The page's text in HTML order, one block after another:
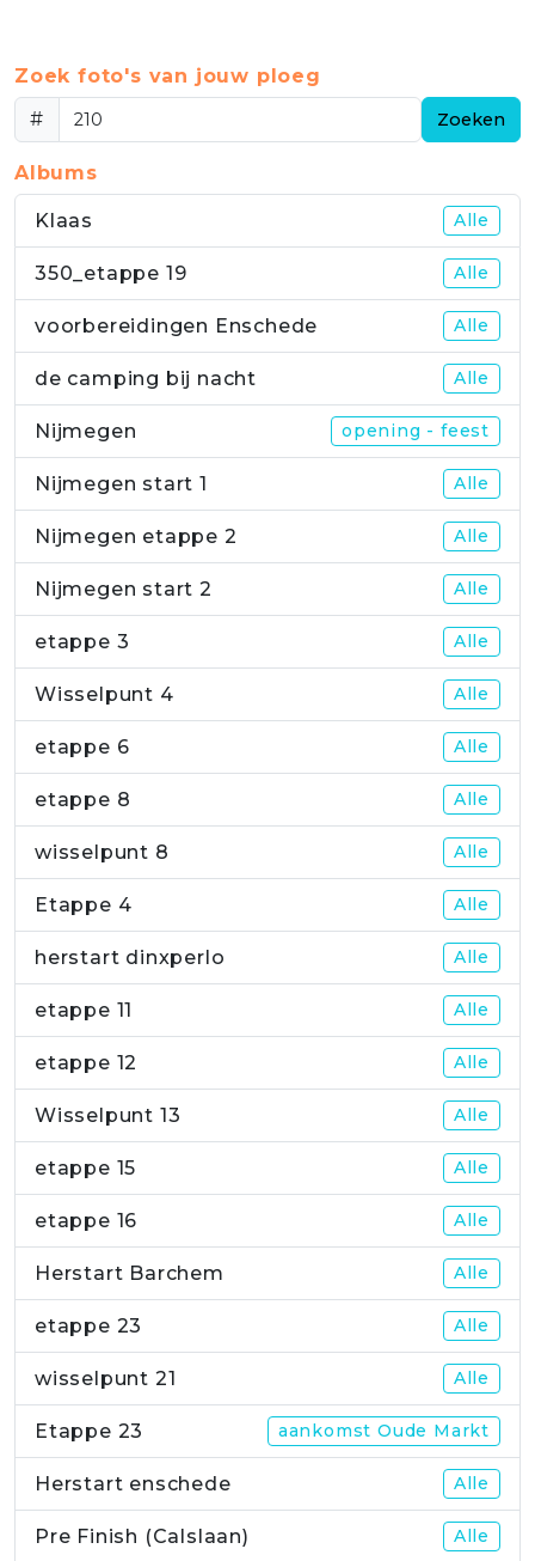
Zoek foto's van jouw ploeg
#
Zoeken
Albums
Klaas Alle
350_etappe 19 Alle
voorbereidingen Enschede Alle
de camping bij nacht Alle
Nijmegen opening - feest
Nijmegen start 1 Alle
Nijmegen etappe 2 Alle
Nijmegen start 2 Alle
etappe 3 Alle
Wisselpunt 4 Alle
etappe 6 Alle
etappe 8 Alle
wisselpunt 8 Alle
Etappe 4 Alle
herstart dinxperlo Alle
etappe 11 Alle
etappe 12 Alle
Wisselpunt 13 Alle
etappe 15 Alle
etappe 16 Alle
Herstart Barchem Alle
etappe 23 Alle
wisselpunt 21 Alle
Etappe 23 aankomst Oude Markt
Herstart enschede Alle
Pre Finish (Calslaan) Alle